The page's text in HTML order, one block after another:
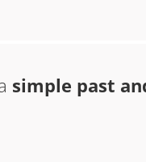
simple past